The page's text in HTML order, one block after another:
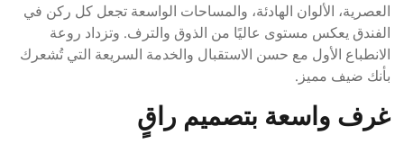
العصرية، الألوان الهادئة، والمساحات الواسعة تجعل كل ركن في
الفندق يعكس مستوى عاليًا من الذوق والترف. وتزداد روعة
الانطباع الأول مع حسن الاستقبال والخدمة السريعة التي تُشعرك
بأنك ضيف مميز.
غرف واسعة بتصميم راقٍ